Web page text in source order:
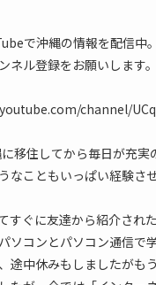
で沖縄の情報を配信中
ネル登録をお願いします。
channel/
移住してから毎日が充
なこともいっぱい経験さ
すぐに友達から紹介され
ソコンとパソコン通信で
途中休みもしましたがも